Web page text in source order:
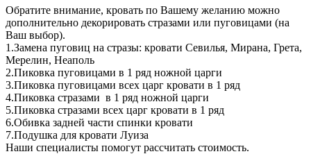
Обратите внимание, кровать по Вашему желанию можно
дополнительно декорировать стразами или пуговицами (на
Ваш выбор).
1.Замена пуговиц на стразы: кровати Севилья, Мирана, Грета,
Мерелин, Неаполь
2.Пиковка пуговицами в 1 ряд ножной царги
3.Пиковка пуговицами всех царг кровати в 1 ряд
4.Пиковка стразами в 1 ряд ножной царги
5.Пиковка стразами всех царг кровати в 1 ряд
6.Обивка задней части спинки кровати
7.Подушка для кровати Луиза
Наши специалисты помогут рассчитать стоимость.